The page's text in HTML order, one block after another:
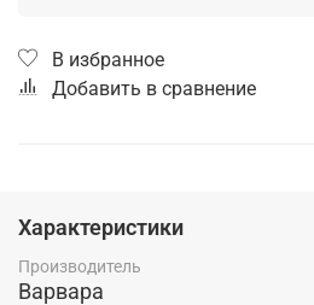
В избранное
Добавить в сравнение
Характеристики
Производитель
Варвара